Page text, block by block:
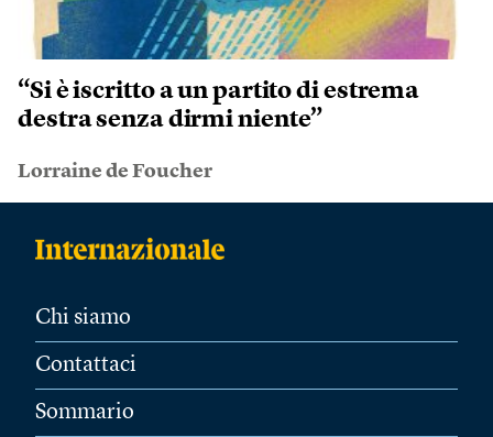
“Si è iscritto a un partito di estrema
destra senza dirmi niente”
Lorraine de Foucher
Chi siamo
Contattaci
Sommario